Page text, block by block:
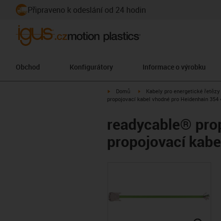
Připraveno k odeslání od 24 hodin
Obchod Konfigurátory Informace o výrobku
igus-icon-arrow-right
Domů igus-icon-arrow-right
Kabely pro energetické řetězy
propojovací kabel vhodné pro Heidenhain 354
readycable®
propojovací